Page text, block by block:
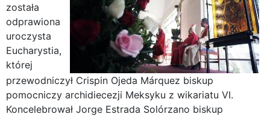
została
odprawiona
uroczysta
Eucharystia,
której
przewodniczył Crispin Ojeda Márquez biskup
pomocniczy archidiecezji Meksyku z wikariatu VI.
Koncelebrował Jorge Estrada Solórzano biskup